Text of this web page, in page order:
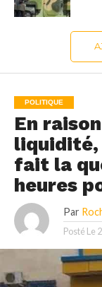
POLITIQUE
En
liquidité,
fait la
heures
Par
Posté Le